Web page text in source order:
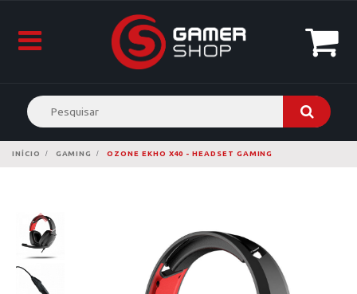
INÍCIO GAMING OZONE EKHO X40 - HEADSET GAMING